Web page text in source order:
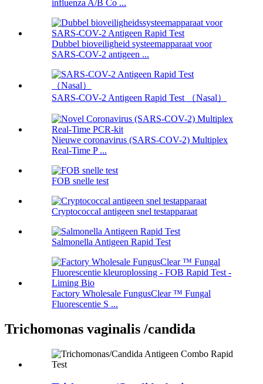
influenza A/B Co ...
Dubbel bioveiligheid systeemapparaat voor
SARS-COV-2 antigeen ...
SARS-COV-2 Antigeen Rapid Test （Nasal）
Nieuwe coronavirus (SARS-COV-2) Multiplex
Real-Time P ...
FOB snelle test
Cryptococcal antigeen snel testapparaat
Salmonella Antigeen Rapid Test
Factory Wholesale FungusClear ™ Fungal
Fluorescentie S ...
Trichomonas vaginalis /candida